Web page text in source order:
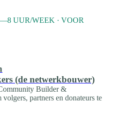
UUR/WEEK · VOOR
(de netwerkbouwer)
Builder &
partners en donateurs te